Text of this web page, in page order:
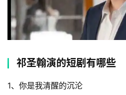
祁圣翰演的短剧有哪些
1、你是我清醒的沉沦